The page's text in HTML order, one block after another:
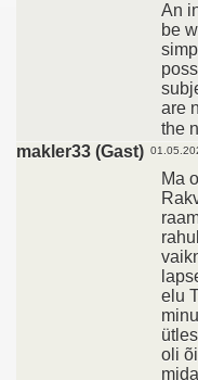
An
be
are
the
makler33 (Gast)
Ma
elu
oli